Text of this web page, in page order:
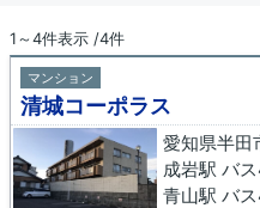
1～4件表示 /4件
マンション
清城コーポラス
愛知県半田